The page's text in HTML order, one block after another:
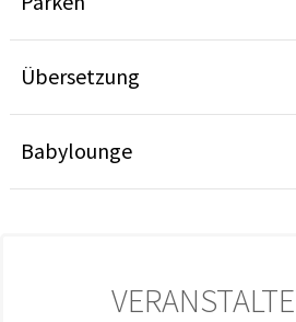
Übersetzung
Babylounge